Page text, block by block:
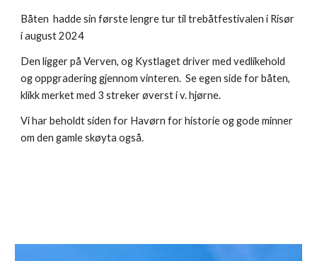
Båten hadde sin første lengre tur til trebåtfestivalen i Risør
i august 2024
Den ligger på Verven, og Kystlaget driver med vedlikehold
og oppgradering gjennom vinteren. Se egen side for båten,
klikk merket med 3 streker øverst i v. hjørne.
Vi har beholdt siden for Havørn for historie og gode minner
om den gamle skøyta også.